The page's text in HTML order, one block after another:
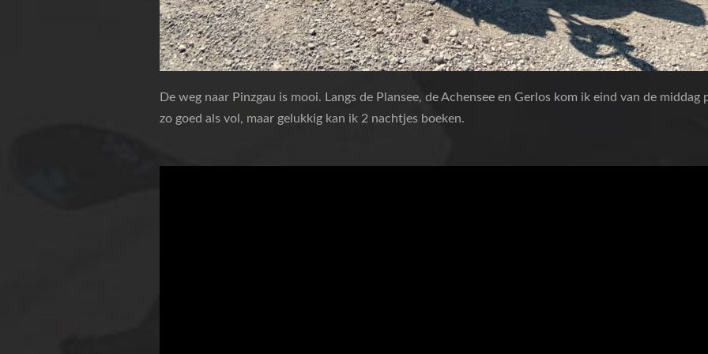
De weg naar Pinzgau is mooi. Langs de Plansee, de Achensee en Gerlos kom ik eind van de middag
zo goed als vol, maar gelukkig kan ik 2 nachtjes boeken.